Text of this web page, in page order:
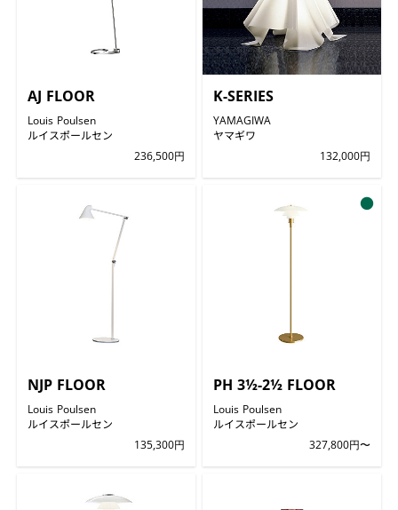
AJ FLOOR
Louis Poulsen
ルイスポールセン
236,500円
K-SERIES
YAMAGIWA
ヤマギワ
132,000円
NJP FLOOR
Louis Poulsen
ルイスポールセン
135,300円
PH 3½-2½ FLOOR
Louis Poulsen
ルイスポールセン
327,800円〜
●